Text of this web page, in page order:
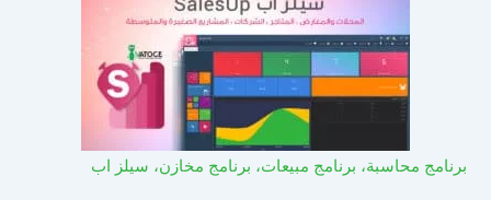
برنامج محاسبة، برنامج مبيعات، برنامج مخازن، سيلز اب